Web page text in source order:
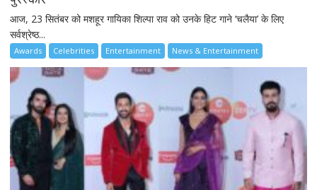
आज, 23 सितंबर को मशहूर गायिका शिल्पा राव को उनके हिट गाने ‘चलैया’ के लिए
सर्वश्रेष्ठ...
Awards Celebrities Entertainment News & Entertainment